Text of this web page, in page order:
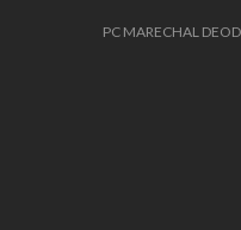
PC MARECHAL